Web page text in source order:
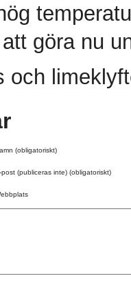
göra nu
och
(obligatoriskt)
post (publiceras inte) (obligatoriskt)